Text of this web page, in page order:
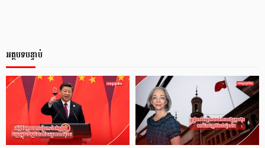
អត្ថបទបន្ទាប់